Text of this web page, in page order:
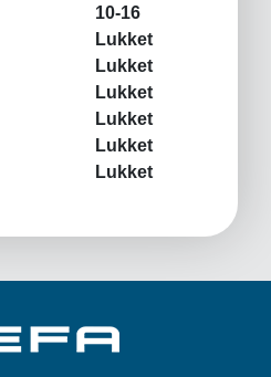
10-16
Lukket
Lukket
Lukket
Lukket
Lukket
Lukket